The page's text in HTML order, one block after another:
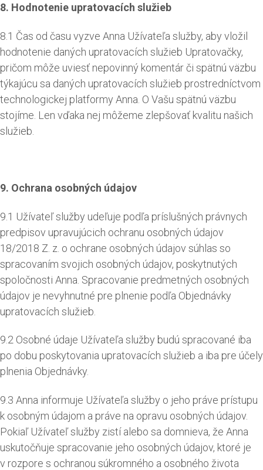
8. Hodnotenie upratovacích služieb
8.1 Čas od času vyzve Anna Užívateľa služby, aby vložil
hodnotenie daných upratovacích služieb Upratovačky,
pričom môže uviesť nepovinný komentár či spätnú väzbu
týkajúcu sa daných upratovacích služieb prostredníctvom
technologickej platformy Anna. O Vašu spätnú väzbu
stojíme. Len vďaka nej môžeme zlepšovať kvalitu našich
služieb.
9. Ochrana osobných údajov
9.1 Užívateľ služby udeľuje podľa príslušných právnych
predpisov upravujúcich ochranu osobných údajov
18/2018 Z. z. o ochrane osobných údajov súhlas so
spracovaním svojich osobných údajov, poskytnutých
spoločnosti Anna. Spracovanie predmetných osobných
údajov je nevyhnutné pre plnenie podľa Objednávky
upratovacích služieb.
9.2 Osobné údaje Užívateľa služby budú spracované iba
po dobu poskytovania upratovacích služieb a iba pre účely
plnenia Objednávky.
9.3 Anna informuje Užívateľa služby o jeho práve prístupu
k osobným údajom a práve na opravu osobných údajov.
Pokiaľ Užívateľ služby zistí alebo sa domnieva, že Anna
uskutočňuje spracovanie jeho osobných údajov, ktoré je
v rozpore s ochranou súkromného a osobného života